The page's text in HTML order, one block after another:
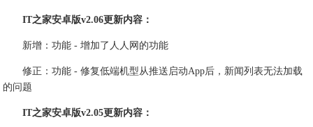
IT之家安卓版v2.06更新内容：
新增：功能 - 增加了人人网的功能
修正：功能 - 修复低端机型从推送启动App后，新闻列表无法加载
的问题
IT之家安卓版v2.05更新内容：